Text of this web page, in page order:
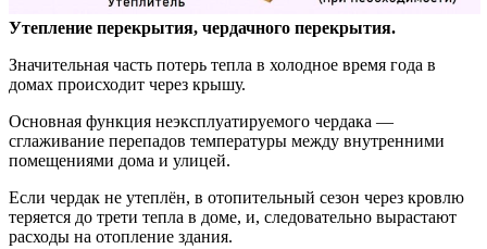
Утепление перекрытия, чердачного перекрытия.
Значительная часть потерь тепла в холодное время года в
домах происходит через крышу.
Основная функция неэксплуатируемого чердака —
сглаживание перепадов температуры между внутренними
помещениями дома и улицей.
Если чердак не утеплён, в отопительный сезон через кровлю
теряется до трети тепла в доме, и, следовательно вырастают
расходы на отопление здания.